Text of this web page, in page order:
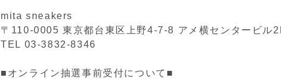
mita sneakers
〒110-0005 東京都台東区上野4-7-8 アメ横センタービル
TEL 03-3832-8346
■オンライン抽選事前受付について■